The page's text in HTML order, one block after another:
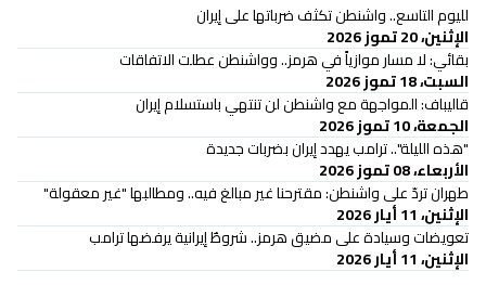
لليوم التاسع.. واشنطن تكثف ضرباتها على إيران
الإثنين، 20 تموز 2026
بقائي: لا مسار موازياً في هرمز.. وواشنطن عطلت الاتفاقات
السبت، 18 تموز 2026
قاليباف: المواجهة مع واشنطن لن تنتهي باستسلام إيران
الجمعة، 10 تموز 2026
"هذه الليلة".. ترامب يهدد إيران بضربات جديدة
الأربعاء، 08 تموز 2026
طهران تردّ على واشنطن: مقترحنا غير مبالغ فيه.. ومطالبها "غير معقولة"
الإثنين، 11 أيار 2026
تعويضات وسيادة على مضيق هرمز.. شروطٌ إيرانية يرفضها ترامب
الإثنين، 11 أيار 2026